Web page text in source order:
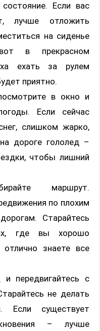
Если вас
лучше отложить
на сиденье
в прекрасном
ехать за рулем
приятно.
в окно и
Если сейчас
слишком жарко,
дороге гололед –
чтобы лишний
маршрут.
по плохим
Старайтесь
где вы хорошо
отлично знаете все
передвигайтесь с
не делать
Если существует
– лучше